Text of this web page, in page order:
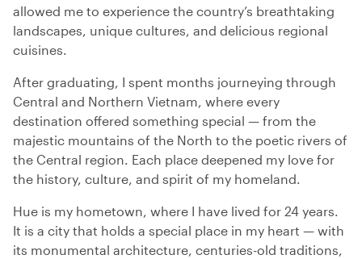
allowed me to experience the country’s breathtaking
landscapes, unique cultures, and delicious regional
cuisines.
After graduating, I spent months journeying through
Central and Northern Vietnam, where every
destination offered something special — from the
majestic mountains of the North to the poetic rivers of
the Central region. Each place deepened my love for
the history, culture, and spirit of my homeland.
Hue is my hometown, where I have lived for 24 years.
It is a city that holds a special place in my heart — with
its monumental architecture, centuries-old traditions,